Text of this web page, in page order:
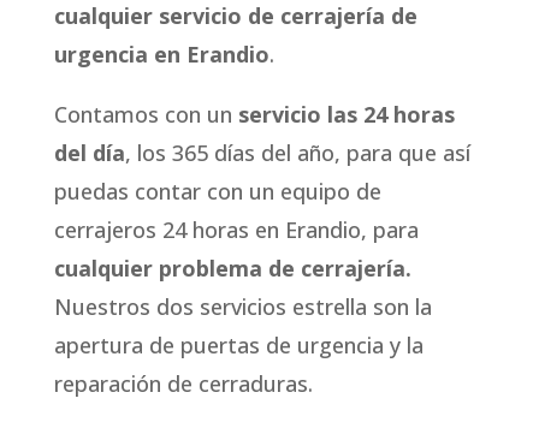
cualquier servicio de cerrajería de
urgencia en Erandio.
Contamos con un servicio las 24 horas
del día, los 365 días del año, para que así
puedas contar con un equipo de
cerrajeros 24 horas en Erandio, para
cualquier problema de cerrajería.
Nuestros dos servicios estrella son la
apertura de puertas de urgencia y la
reparación de cerraduras.